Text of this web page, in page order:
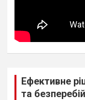
Ефективне
та